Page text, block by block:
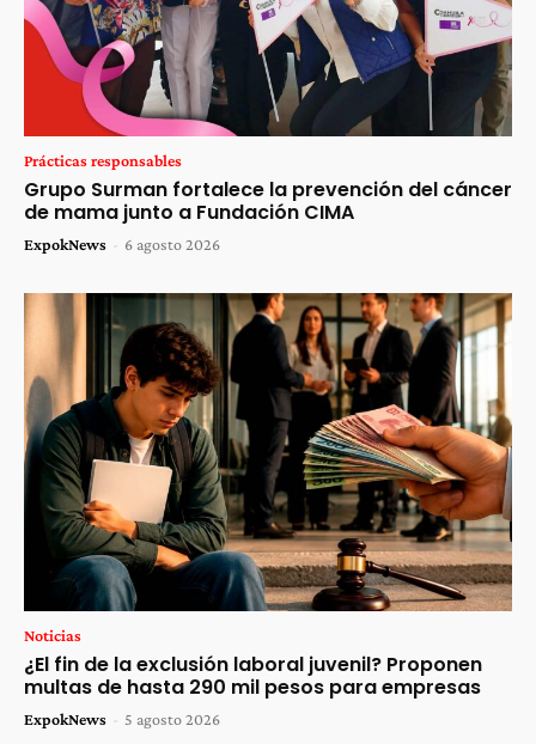
Prácticas responsables
Grupo Surman fortalece la prevención del cáncer
de mama junto a Fundación CIMA
ExpokNews - 6 agosto 2026
Noticias
¿El fin de la exclusión laboral juvenil? Proponen
multas de hasta 290 mil pesos para empresas
ExpokNews - 5 agosto 2026